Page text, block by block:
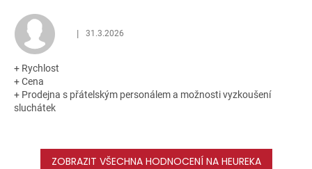
Hodnocení obchodu je 5 z 5 hvězdiček.
| 31.3.2026
+ Rychlost
+ Cena
+ Prodejna s přátelským personálem a možnosti vyzkoušení
sluchátek
ZOBRAZIT VŠECHNA HODNOCENÍ NA HEUREKA